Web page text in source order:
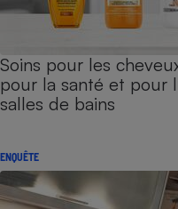
Soins pour les
pour la santé et pour
salles de bains
ENQUÊTE